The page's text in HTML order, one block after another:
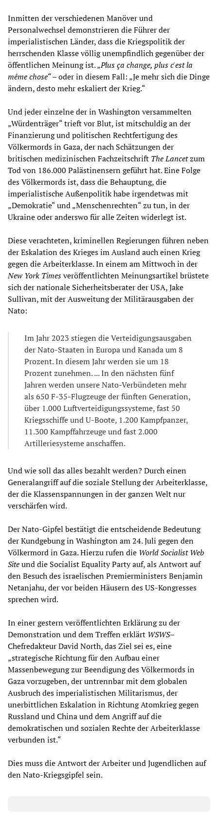
Inmitten der verschiedenen Manöver und
Personalwechsel demonstrieren die Führer der
imperialistischen Länder, dass die Kriegspolitik der
herrschenden Klasse völlig unempfindlich gegenüber der
öffentlichen Meinung ist. „Plus ça change, plus c'est la
même chose“– oder in diesem Fall: „Je mehr sich die Dinge
ändern, desto mehr eskaliert der Krieg.“
Und jeder einzelne der in Washington versammelten
„Würdenträger“ trieft vor Blut, ist mitschuldig an der
Finanzierung und politischen Rechtfertigung des
Völkermords in Gaza, der nach Schätzungen der
britischen medizinischen Fachzeitschrift The Lancetzum
Tod von 186.000 Palästinensern geführt hat. Eine Folge
des Völkermords ist, dass die Behauptung, die
imperialistische Außenpolitik habe irgendetwas mit
„Demokratie“ und „Menschenrechten“ zu tun, in der
Ukraine oder anderswo für alle Zeiten widerlegt ist.
Diese verachteten, kriminellen Regierungen führen neben
der Eskalation des Krieges im Ausland auch einen Krieg
gegen die Arbeiterklasse. In einem am Mittwoch in der
New York Timesveröffentlichten Meinungsartikel brüstete
sich der nationale Sicherheitsberater der USA, Jake
Sullivan, mit der Ausweitung der Militärausgaben der
Nato:
Im Jahr 2023 stiegen die Verteidigungsausgaben
der Nato-Staaten in Europa und Kanada um 8
Prozent. In diesem Jahr werden sie um 18
Prozent zunehmen. ... In den nächsten fünf
Jahren werden unsere Nato-Verbündeten mehr
als 650 F-35-Flugzeuge der fünften Generation,
über 1.000 Luftverteidigungssysteme, fast 50
Kriegsschiffe und U-Boote, 1.200 Kampfpanzer,
11.300 Kampffahrzeuge und fast 2.000
Artilleriesysteme anschaffen.
Und wie soll das alles bezahlt werden? Durch einen
Generalangriff auf die soziale Stellung der Arbeiterklasse,
der die Klassenspannungen in der ganzen Welt nur
verschärfen wird.
Der Nato-Gipfel bestätigt die entscheidende Bedeutung
der Kundgebung in Washington am 24. Juli gegen den
Völkermord in Gaza. Hierzu rufen die World Socialist Web
Siteund die Socialist Equality Party auf, als Antwort auf
den Besuch des israelischen Premierministers Benjamin
Netanjahu, der vor beiden Häusern des US-Kongresses
sprechen wird.
In einer gestern veröffentlichten Erklärung zu der
Demonstration und dem Treffen erklärt WSWS–
Chefredakteur David North, das Ziel sei es, eine
„strategische Richtung für den Aufbau einer
Massenbewegung zur Beendigung des Völkermords in
Gaza vorzugeben, der untrennbar mit dem globalen
Ausbruch des imperialistischen Militarismus, der
unerbittlichen Eskalation in Richtung Atomkrieg gegen
Russland und China und dem Angriff auf die
demokratischen und sozialen Rechte der Arbeiterklasse
verbunden ist.“
Dies muss die Antwort der Arbeiter und Jugendlichen auf
den Nato-Kriegsgipfel sein.